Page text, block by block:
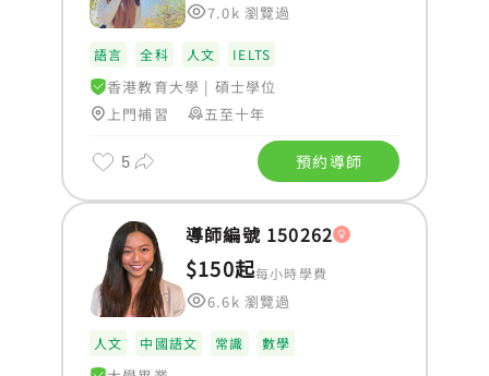
7.0k 瀏覽過
語言 全科 人文 IELTS
香港教育大學 | 碩士學位
上門補習
五至十年
5 預約導師
導師編號 150262
$150起每小時學費
6.6k 瀏覽過
人文 中國語文 常識 數學